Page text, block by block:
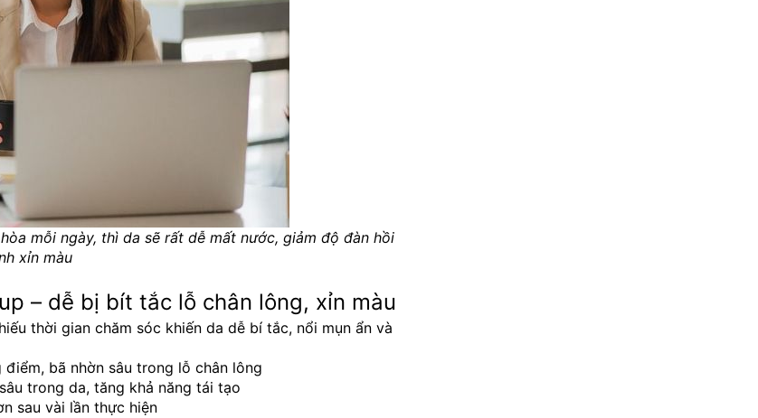
mỗi ngày, thì da sẽ rất dễ mất nước, giảm độ đàn hồi
xỉn màu
– dễ bị bít tắc lỗ chân lông, xỉn màu
thời gian chăm sóc khiến da dễ bí tắc, nổi mụn ẩn và
bã nhờn sâu trong lỗ chân lông
trong da, tăng khả năng tái tạo
sau vài lần thực hiện